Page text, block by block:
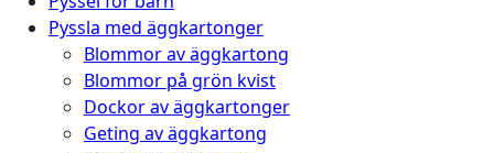
Pyssla med äggkartonger
Blommor av äggkartong
Blommor på grön kvist
Dockor av äggkartonger
Geting av äggkartong